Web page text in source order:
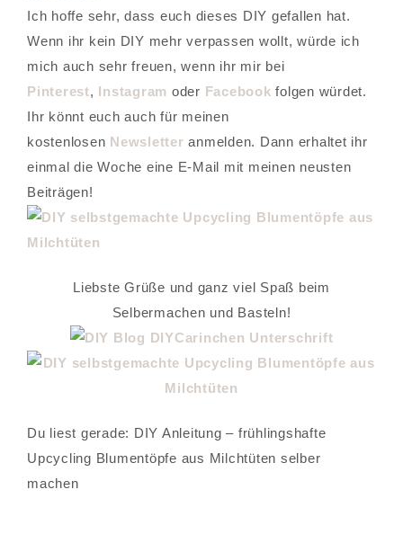
Ich hoffe sehr, dass euch dieses DIY gefallen hat.
Wenn ihr kein DIY mehr verpassen wollt, würde ich
mich auch sehr freuen, wenn ihr mir bei
Pinterest, Instagram oder Facebook folgen würdet.
Ihr könnt euch auch für meinen
kostenlosen Newsletter anmelden. Dann erhaltet ihr
einmal die Woche eine E-Mail mit meinen neusten
Beiträgen!
Liebste Grüße und ganz viel Spaß beim
Selbermachen und Basteln!
Du liest gerade: DIY Anleitung – frühlingshafte
Upcycling Blumentöpfe aus Milchtüten selber
machen